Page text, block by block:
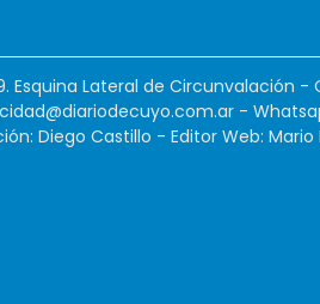
Esquina Lateral de Circunvalación -
-
Diego Castillo - Editor Web: